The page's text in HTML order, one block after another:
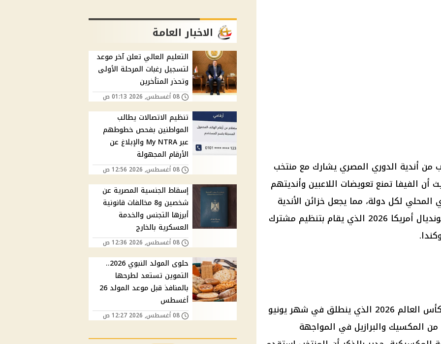
من أندية الدوري المصري يشارك مع منتخب
في كأس العالم 2026، حيث أن الفيفا تمنع تعويضات اللاعبين وأنديتهم
لكل دولة، مما يجعل خزائن الأندية
المصرية تنتعش بدءاً من انطلاق مونديال أمريكا 2026 الذي يقام بتنظيم مشترك
يستعد منتخب مصر للمشاركة في كأس العالم 2026 الذي ينطلق في شهر يونيو
من المكسيك والبرازيل في المواجهة
الاخبار العامة
التعليم العالي تعلن آخر موعد
لتسجيل رغبات المرحلة الأولى
وتحذر المتأخرين
08 أغسطس, 2026 01:13 ص
تنظيم الاتصالات يطالب
المواطنين بفحص خطوطهم
عبر My NTRA والإبلاغ عن
الأرقام المجهولة
08 أغسطس, 2026 12:56 ص
إسقاط الجنسية المصرية عن
شخصين و8 مخالفات قانونية
أبرزها التجنس والخدمة
العسكرية بالخارج
08 أغسطس, 2026 12:36 ص
حلوى المولد النبوي 2026..
التموين تستعد لطرحها
بالمنافذ قبل موعد المولد 26
أغسطس
08 أغسطس, 2026 12:27 ص